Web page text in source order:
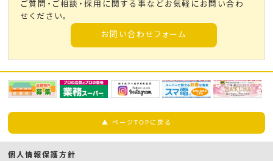
ご質問・ご相談・採用に関する事などお気軽にお問い合わ
せください。
お問い合わせフォーム
▲ ページTOPに戻る
個人情報保護方針